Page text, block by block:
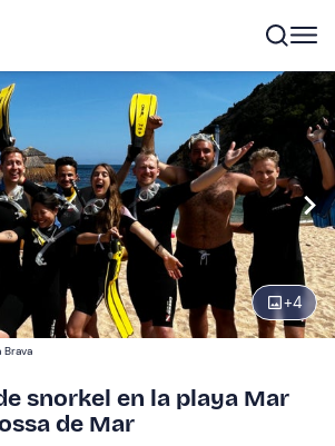
+4
Regala
regalo válido 12 meses
Ver vista previa
1
Brava
snorkel en la playa Mar
de Mar